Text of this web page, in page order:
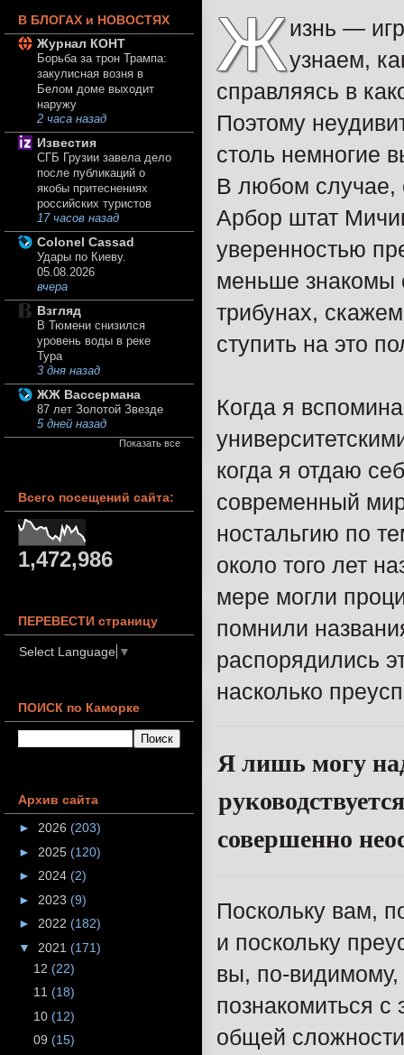
Жизнь —
узнаем,
справляясь в
Поэтому
столь немногие
В любом случае,
Арбор штат
уверенностью
меньше знакомы
трибунах,
ступить на это
Когда я
когда я отдаю
современный
ностальгию по
около того лет
мере могли
помнили
распорядились
насколько
Я лишь могу
совершенно
Поскольку вам,
и поскольку
вы, по-
познакомиться
общей
В БЛОГАХ и НОВОСТЯХ
Журнал КОНТ
Борьба за трон Трампа:
закулисная возня в
Белом доме выходит
наружу
2 часа назад
Известия
СГБ Грузии завела дело
после публикаций о
якобы притеснениях
российских туристов
17 часов назад
Colonel Cassad
Удары по Киеву.
05.08.2026
вчера
Взгляд
В Тюмени снизился
уровень воды в реке
Тура
3 дня назад
ЖЖ Вассермана
87 лет Золотой Звезде
5 дней назад
Показать все
Всего посещений сайта:
1,472,986
ПЕРЕВЕСТИ страницу
Select Language ▼
ПОИСК по Каморке
Архив сайта
► 2026 (203)
► 2025 (120)
► 2024 (2)
► 2023 (9)
► 2022 (182)
▼ 2021 (171)
12 (22)
11 (18)
10 (12)
09 (15)